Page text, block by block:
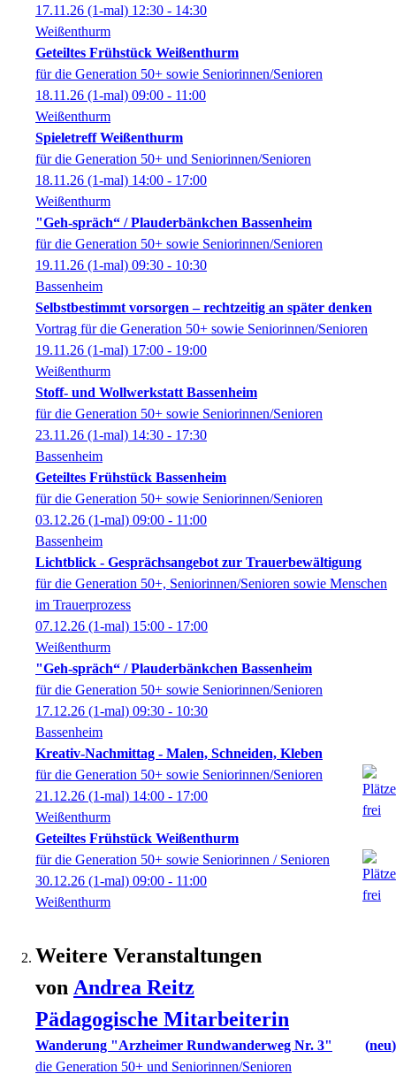
17.11.26 (1-mal) 12:30 - 14:30
Weißenthurm
Geteiltes Frühstück Weißenthurm
für die Generation 50+ sowie Seniorinnen/Senioren
18.11.26 (1-mal) 09:00 - 11:00
Weißenthurm
Spieletreff Weißenthurm
für die Generation 50+ und Seniorinnen/Senioren
18.11.26 (1-mal) 14:00 - 17:00
Weißenthurm
"Geh-spräch“ / Plauderbänkchen Bassenheim
für die Generation 50+ sowie Seniorinnen/Senioren
19.11.26 (1-mal) 09:30 - 10:30
Bassenheim
Selbstbestimmt vorsorgen – rechtzeitig an später denken
Vortrag für die Generation 50+ sowie Seniorinnen/Senioren
19.11.26 (1-mal) 17:00 - 19:00
Weißenthurm
Stoff- und Wollwerkstatt Bassenheim
für die Generation 50+ sowie Seniorinnen/Senioren
23.11.26 (1-mal) 14:30 - 17:30
Bassenheim
Geteiltes Frühstück Bassenheim
für die Generation 50+ sowie Seniorinnen/Senioren
03.12.26 (1-mal) 09:00 - 11:00
Bassenheim
Lichtblick - Gesprächsangebot zur Trauerbewältigung
für die Generation 50+, Seniorinnen/Senioren sowie Menschen
im Trauerprozess
07.12.26 (1-mal) 15:00 - 17:00
Weißenthurm
"Geh-spräch“ / Plauderbänkchen Bassenheim
für die Generation 50+ sowie Seniorinnen/Senioren
17.12.26 (1-mal) 09:30 - 10:30
Bassenheim
Kreativ-Nachmittag - Malen, Schneiden, Kleben
für die Generation 50+ sowie Seniorinnen/Senioren
21.12.26 (1-mal) 14:00 - 17:00
Weißenthurm
Geteiltes Frühstück Weißenthurm
für die Generation 50+ sowie Seniorinnen / Senioren
30.12.26 (1-mal) 09:00 - 11:00
Weißenthurm
Weitere Veranstaltungen
von Andrea Reitz
Pädagogische Mitarbeiterin
Wanderung "Arzheimer Rundwanderweg Nr. 3"
neu
die Generation 50+ und Seniorinnen/Senioren